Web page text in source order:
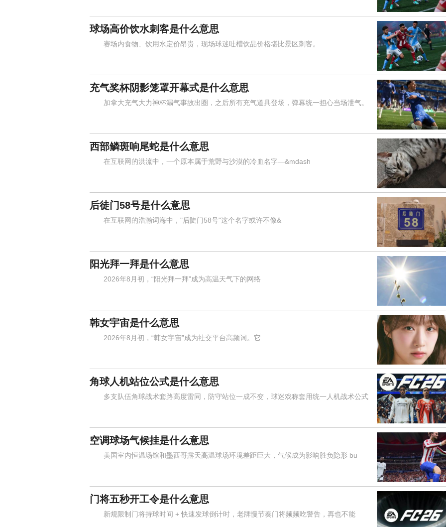
球场高价饮水刺客是什么意思
赛场内食物、饮用水定价昂贵，现场球迷吐槽饮品价格堪比景区刺客。
充气奖杯阴影笼罩开幕式是什么意思
加拿大充气大力神杯漏气事故出圈，之后所有充气道具登场，弹幕统一担心当场泄气。
西部鳞斑响尾蛇是什么意思
在互联网的洪流中，一个原本属于荒野与沙漠的冷血名字—&mdash
后徒门58号是什么意思
在互联网的浩瀚词海中，"后陡门58号"这个名字或许不像&
阳光拜一拜是什么意思
2026年8月初，“阳光拜一拜”成为高温天气下的网络
韩女宇宙是什么意思
2026年8月初，“韩女宇宙”成为社交平台高频词。它
角球人机站位公式是什么意思
多支队伍角球战术套路高度雷同，防守站位一成不变，球迷戏称套用统一人机战术公式
空调球场气候挂是什么意思
美国室内恒温场馆和墨西哥露天高温球场环境差距巨大，气候成为影响胜负隐形 bu
门将五秒开工令是什么意思
新规限制门将持球时间 + 快速发球倒计时，老牌慢节奏门将频频吃警告，再也不能